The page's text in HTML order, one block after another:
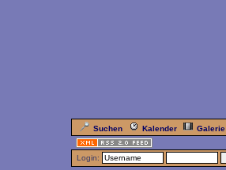
Suchen Kalender Galerie
Login: